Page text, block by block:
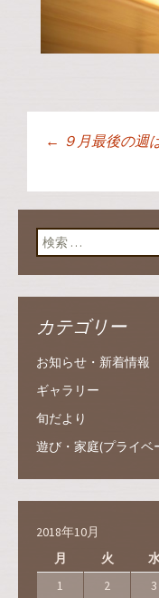
投稿
ン
← ９月最後の週
検索:
カテゴリー
お知らせ・新着情報
ギャラリー
旬だより
遊び・家庭(プライベ
2018年10月
月
火
1 2 3